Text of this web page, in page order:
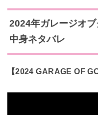
2024年ガレージオ
中身ネタバレ
【2024 GARAGE OF